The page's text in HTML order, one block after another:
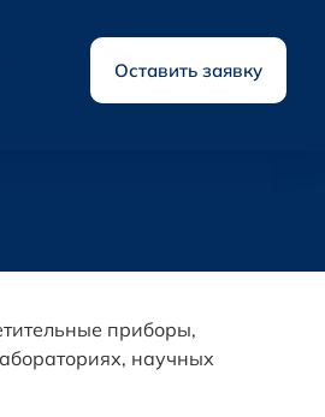
Оставить заявку
приборы,
научных